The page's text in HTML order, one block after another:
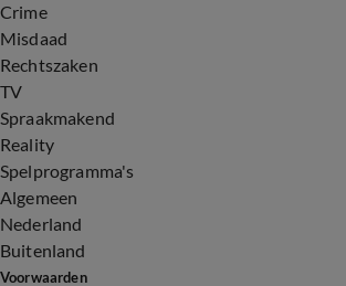
Crime
Misdaad
Rechtszaken
TV
Spraakmakend
Reality
Spelprogramma's
Algemeen
Nederland
Buitenland
Voorwaarden